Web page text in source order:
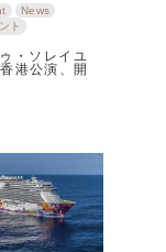
News
ト
・ソレイユ
香港公演、開